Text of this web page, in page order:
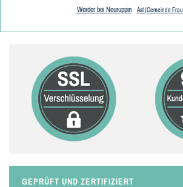
Werder bei Neuruppin
Ast (Gemeinde
GEPRÜFT UND ZERTIFIZIERT